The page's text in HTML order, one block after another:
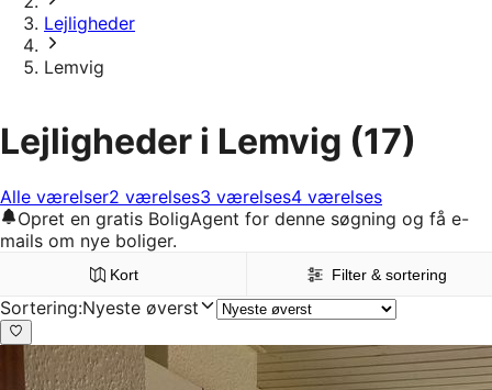
Lejligheder
Lemvig
Lejligheder i Lemvig (17)
Alle værelser2 værelses3 værelses4 værelses
Opret en gratis BoligAgent for denne søgning og få e-
mails om nye boliger.
Kort Filter & sortering
Sortering:Nyeste øverst